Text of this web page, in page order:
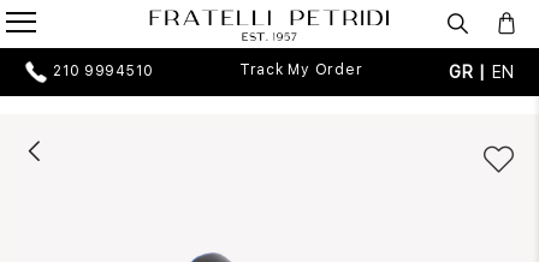
210 9994510 Track My Order GR | EN